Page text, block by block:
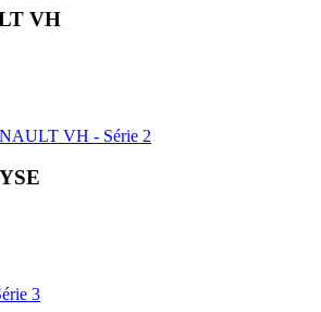
VH
VH - Série 2
3